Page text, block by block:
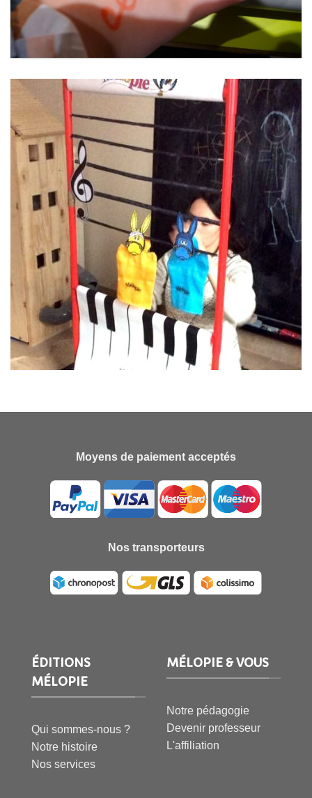
Moyens de paiement acceptés
Nos transporteurs
ÉDITIONS
MÉLOPIE
Qui sommes-nous ?
Notre histoire
Nos services
MÉLOPIE & VOUS
Notre pédagogie
Devenir professeur
L'affiliation